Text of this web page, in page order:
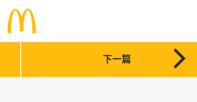

下一篇